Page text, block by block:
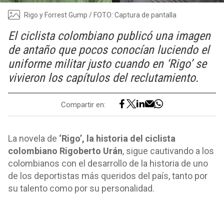
Rigo y Forrest Gump / FOTO: Captura de pantalla
El ciclista colombiano publicó una imagen
de antaño que pocos conocían luciendo el
uniforme militar justo cuando en ‘Rigo’ se
vivieron los capítulos del reclutamiento.
Compartir en:
La novela de ‘Rigo’, la historia del ciclista
colombiano Rigoberto Urán, sigue cautivando a los
colombianos con el desarrollo de la historia de uno
de los deportistas más queridos del país, tanto por
su talento como por su personalidad.